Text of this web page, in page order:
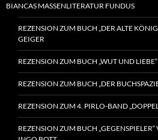
BIANCAS MASSENLITERATUR FUNDUS
REZENSION ZUM BUCH „DER ALTE
GEIGER
REZENSION ZUM BUCH „WUT UND
REZENSION ZUM BUCH „DER
REZENSION ZUM 4. PIRLO-BAND
REZENSION ZUM BUCH